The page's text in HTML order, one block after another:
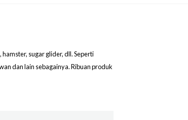
sugar glider, dll. Seperti
dan lain sebagainya. Ribuan produk